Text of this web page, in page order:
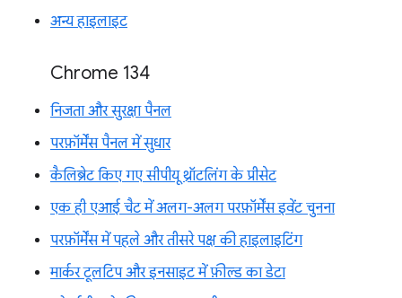
अन्य हाइलाइट
Chrome 134
निजता और सुरक्षा पैनल
परफ़ॉर्मेंस पैनल में सुधार
कैलिब्रेट किए गए सीपीयू थ्रॉटलिंग के प्रीसेट
एक ही एआई चैट में अलग-अलग परफ़ॉर्मेंस इवेंट चुनना
परफ़ॉर्मेंस में पहले और तीसरे पक्ष की हाइलाइटिंग
मार्कर टूलटिप और इनसाइट में फ़ील्ड का डेटा